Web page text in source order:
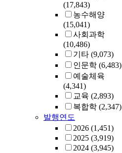
(17,843)
농수해양
(15,041)
사회과학
(10,486)
기타 (9,073)
인문학 (6,483)
예술체육
(4,341)
교육 (2,893)
복합학 (2,347)
발행연도
2026 (1,451)
2025 (3,919)
2024 (3,945)